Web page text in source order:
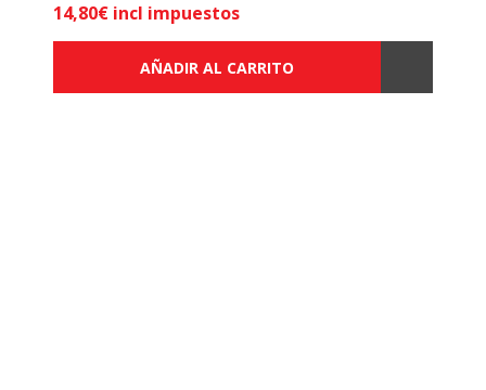
14,80€ incl impuestos
AÑADIR AL CARRITO